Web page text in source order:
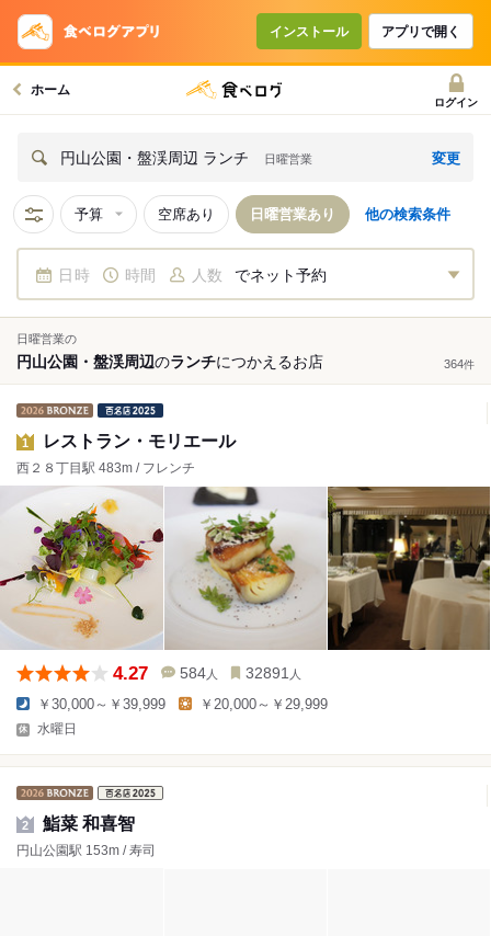
インストール アプリで開く
ホーム
ログイン
円山公園・盤渓周辺 ランチ 日曜営業 変更
予算 空席あり 日曜営業あり 他の検索条件
日時 時間 人数 でネット予約
日曜営業の
円山公園・盤渓周辺のランチにつかえるお店 364件
1 レストラン・モリエール
西２８丁目駅 483m / フレンチ
4.27 584 人 32891 人
￥30,000～￥39,999 ￥20,000～￥29,999
水曜日
2 鮨菜 和喜智
円山公園駅 153m / 寿司